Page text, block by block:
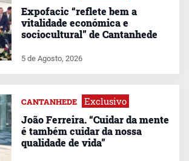
Expofacic “reflete bem a
vitalidade económica e
sociocultural” de Cantanhede
5 de Agosto, 2026
CANTANHEDE Exclusivo
João Ferreira. “Cuidar da mente
é também cuidar da nossa
qualidade de vida”